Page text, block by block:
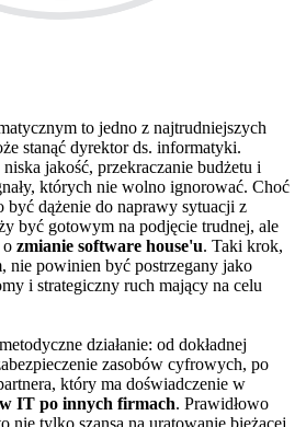
to jedno z najtrudniejszych
stanąć dyrektor ds. informatyki.
jakość, przekraczanie budżetu i
których nie wolno ignorować. Choć
być dążenie do naprawy sytuacji z
być gotowym na podjęcie trudnej, ale
o zmianie software house'u. Taki krok,
nie powinien być postrzegany jako
i strategiczny ruch mający na celu
działanie: od dokładnej
zasobów cyfrowych, po
który ma doświadczenie w
IT po innych firmach. Prawidłowo